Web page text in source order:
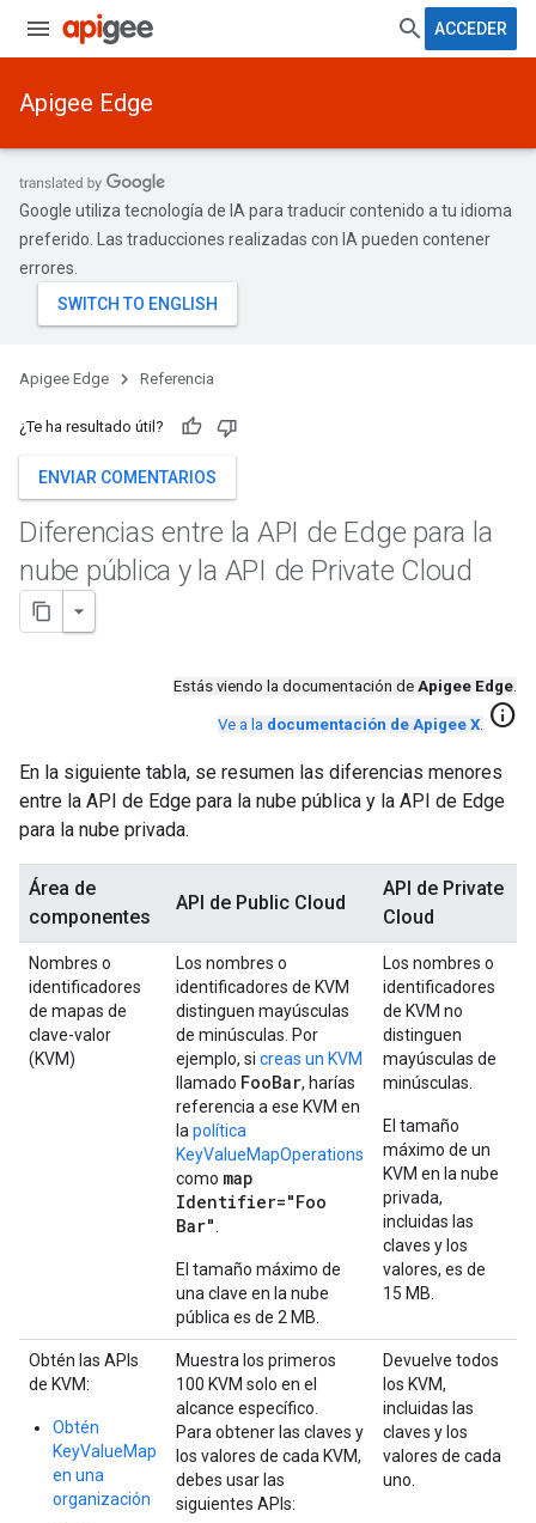
ACCEDER
Apigee Edge
Google utiliza tecnología de IA para traducir contenido a tu idioma
preferido. Las traducciones realizadas con IA pueden contener
errores.
Apigee Edge Referencia
¿Te ha resultado útil?
ENVIAR COMENTARIOS
Diferencias entre la API de Edge para la
nube pública y la API de Private Cloud
Estás viendo la documentación de Apigee Edge.
Ve a la documentación de Apigee X. info
En la siguiente tabla, se resumen las diferencias menores
entre la API de Edge para la nube pública y la API de Edge
para la nube privada.
Área de
componentes
API de Public Cloud
API de Private
Cloud
Nombres o
identificadores
de mapas de
clave-valor
(KVM)
Los nombres o
identificadores de KVM
distinguen mayúsculas
de minúsculas. Por
ejemplo, si creas un KVM
llamado FooBar, harías
referencia a ese KVM en
la política
KeyValueMapOperations
como map
Identifier="Foo
Bar"
El tamaño máximo de
una clave en la nube
pública es de 2 MB.
Los nombres o
identificadores
de KVM no
distinguen
mayúsculas de
minúsculas.
El tamaño
máximo de un
KVM en la nube
privada,
incluidas las
claves y los
valores, es de
15 MB.
Obtén las APIs
de KVM:
Obtén
KeyValueMap
en una
organización
Muestra los primeros
100 KVM solo en el
alcance específico.
Para obtener las claves y
los valores de cada KVM,
debes usar las
siguientes APIs:
Devuelve todos
los KVM,
incluidas las
claves y los
valores de cada
uno.